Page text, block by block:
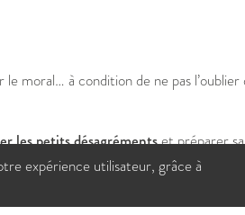
moral… à condition de ne pas l’oublier
les petits désagrémentset préparer
expérience utilisateur, grâce à